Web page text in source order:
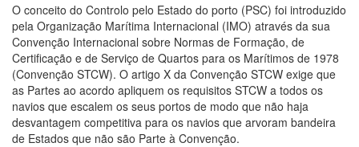
O conceito do Controlo pelo Estado do porto (PSC) foi introduzido
pela Organização Marítima Internacional (IMO) através da sua
Convenção Internacional sobre Normas de Formação, de
Certificação e de Serviço de Quartos para os Marítimos de 1978
(Convenção STCW). O artigo X da Convenção STCW exige que
as Partes ao acordo apliquem os requisitos STCW a todos os
navios que escalem os seus portos de modo que não haja
desvantagem competitiva para os navios que arvoram bandeira
de Estados que não são Parte à Convenção.